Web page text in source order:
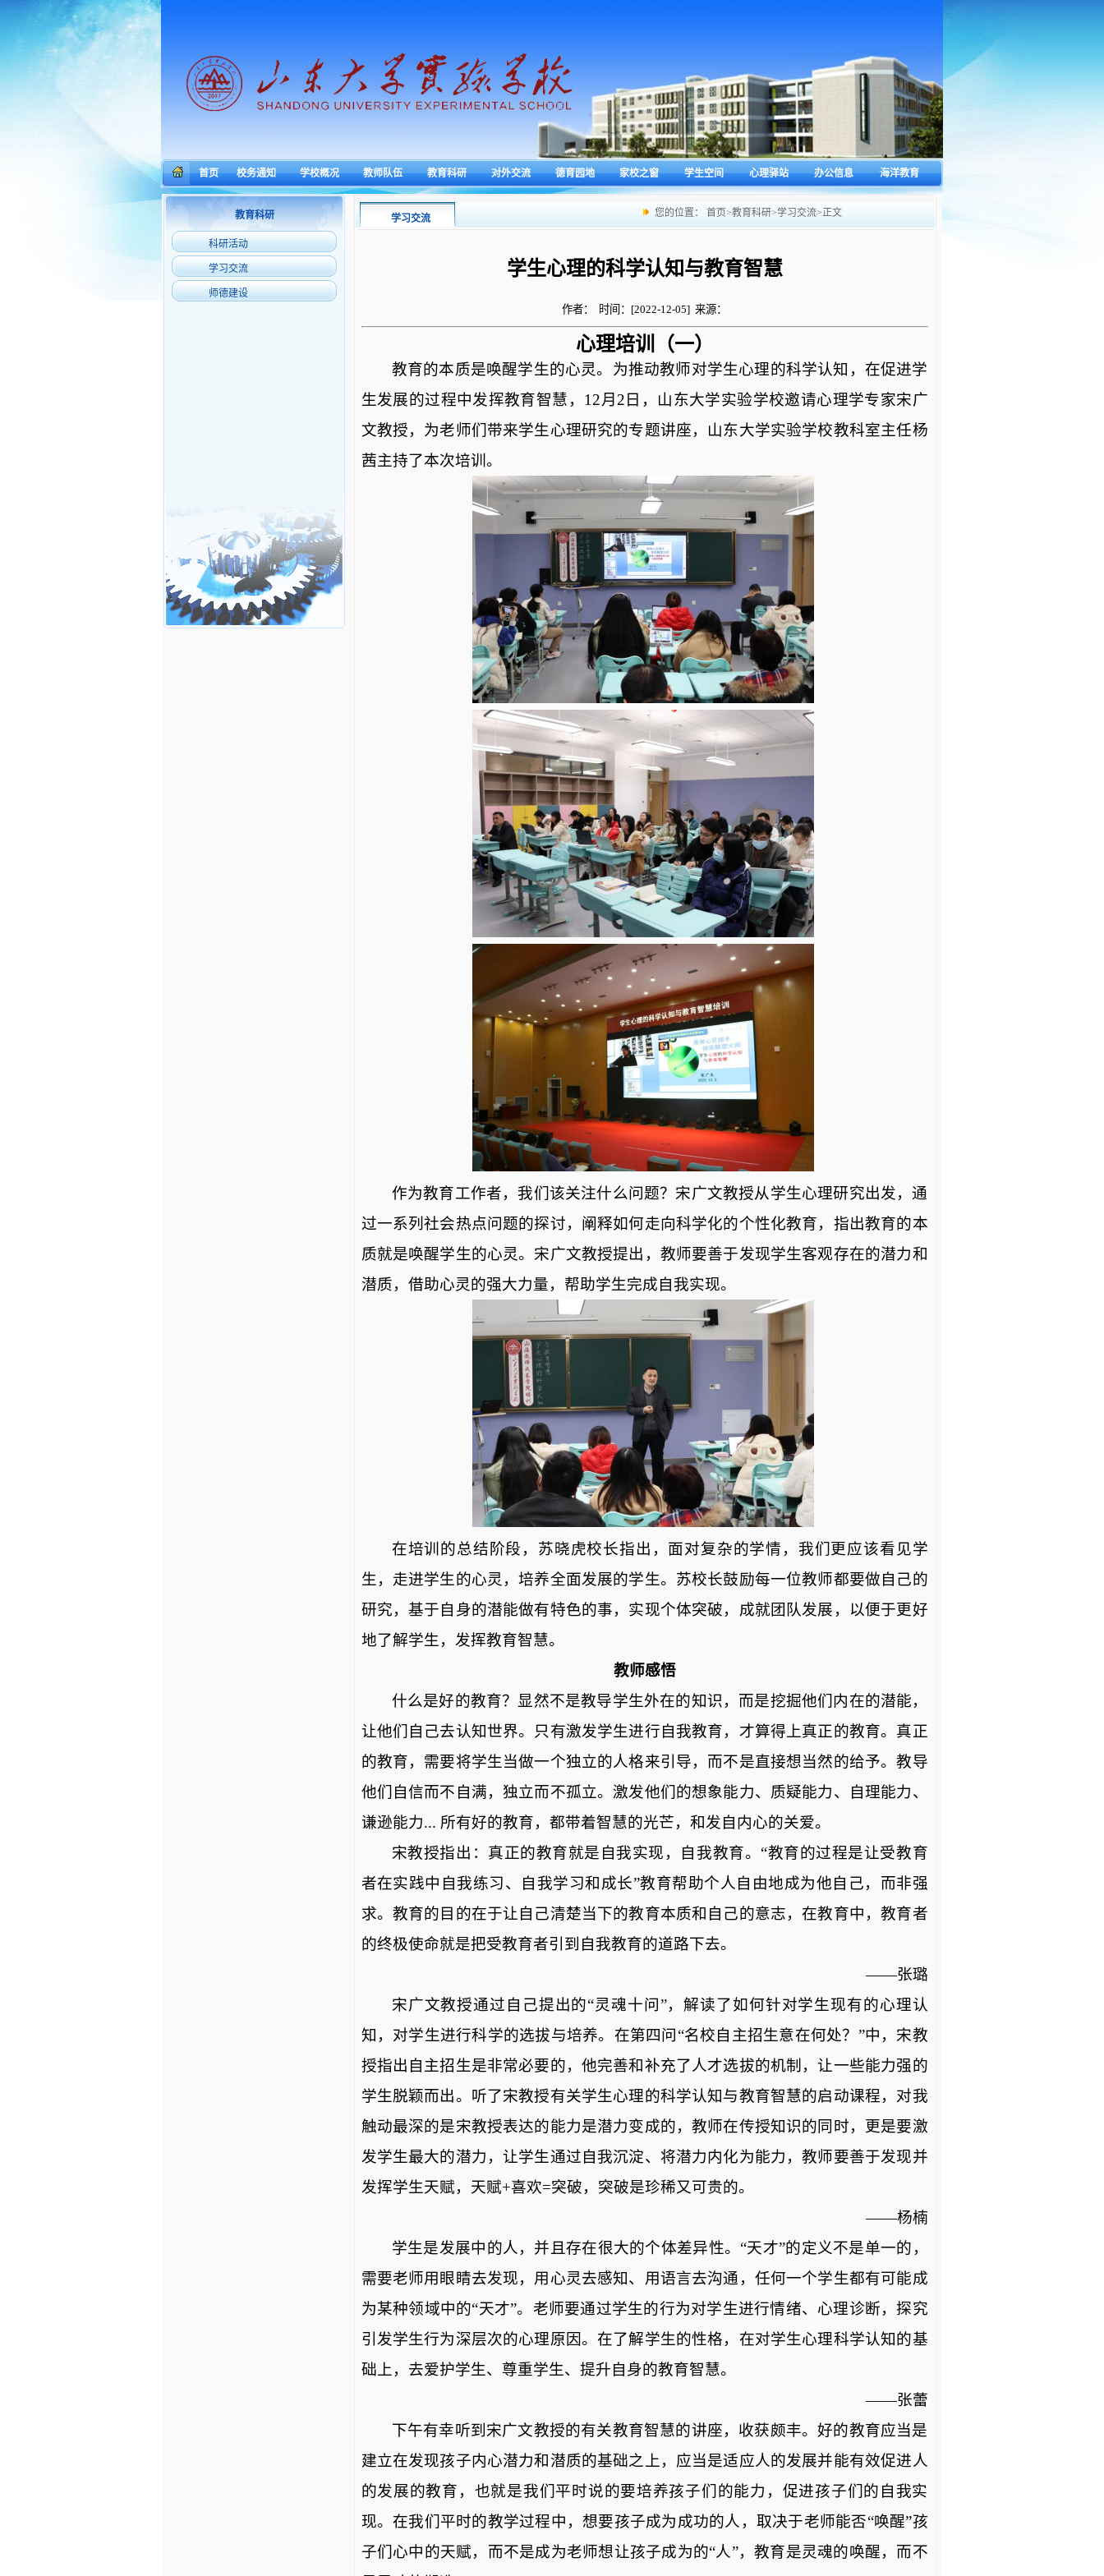
首页 校务通知 学校概况 教师队伍 教育科研 对外交流 德育园地 家校之窗 学生空间 心理驿站 办公信息 海洋教育
教育科研
科研活动
学习交流
师德建设
学习交流 您的位置： 首页>教育科研>学习交流>正文
学生心理的科学认知与教育智慧
作者： 时间：[2022-12-05] 来源：
心理培训（一）
教育的本质是唤醒学生的心灵。为推动教师对学生心理的科学认知，在促进学
生发展的过程中发挥教育智慧， 12月2日，山东大学实验学校邀请心理学专家宋广
文教授，为老师们带来学生心理研究的专题讲座，山东大学实验学校教科室主任杨
茜主持了本次培训。
作为教育工作者，我们该关注什么问题？宋广文教授从学生心理研究出发，通
过一系列社会热点问题的探讨，阐释如何走向科学化的个性化教育，指出教育的本
质就是唤醒学生的心灵。宋广文教授提出，教师要善于发现学生客观存在的潜力和
潜质，借助心灵的强大力量，帮助学生完成自我实现。
在培训的总结阶段，苏晓虎校长指出，面对复杂的学情，我们更应该看见学
生，走进学生的心灵，培养全面发展的学生。苏校长鼓励每一位教师都要做自己的
研究，基于自身的潜能做有特色的事，实现个体突破，成就团队发展，以便于更好
地了解学生，发挥教育智慧。
教师感悟
什么是好的教育？显然不是教导学生外在的知识，而是挖掘他们内在的潜能，
让他们自己去认知世界。只有激发学生进行自我教育，才算得上真正的教育。真正
的教育，需要将学生当做一个独立的人格来引导，而不是直接想当然的给予。教导
他们自信而不自满，独立而不孤立。激发他们的想象能力、质疑能力、自理能力、
谦逊能力... 所有好的教育，都带着智慧的光芒，和发自内心的关爱。
宋教授指出：真正的教育就是自我实现，自我教育。 “教育的过程是让受教育
者在实践中自我练习、自我学习和成长”教育帮助个人自由地成为他自己，而非强
求。教育的目的在于让自己清楚当下的教育本质和自己的意志，在教育中，教育者
的终极使命就是把受教育者引到自我教育的道路下去。
——张璐
宋广文教授通过自己提出的“灵魂十问”，解读了如何针对学生现有的心理认
知，对学生进行科学的选拔与培养。在第四问“名校自主招生意在何处？”中，宋教
授指出自主招生是非常必要的，他完善和补充了人才选拔的机制，让一些能力强的
学生脱颖而出。听了宋教授有关学生心理的科学认知与教育智慧的启动课程，对我
触动最深的是宋教授表达的能力是潜力变成的，教师在传授知识的同时，更是要激
发学生最大的潜力，让学生通过自我沉淀、将潜力内化为能力，教师要善于发现并
发挥学生天赋，天赋+喜欢=突破，突破是珍稀又可贵的。
——杨楠
学生是发展中的人，并且存在很大的个体差异性。 “天才”的定义不是单一的，
需要老师用眼睛去发现，用心灵去感知、用语言去沟通，任何一个学生都有可能成
为某种领域中的“天才”。老师要通过学生的行为对学生进行情绪、心理诊断，探究
引发学生行为深层次的心理原因。在了解学生的性格，在对学生心理科学认知的基
础上，去爱护学生、尊重学生、提升自身的教育智慧。
——张蕾
下午有幸听到宋广文教授的有关教育智慧的讲座，收获颇丰。好的教育应当是
建立在发现孩子内心潜力和潜质的基础之上，应当是适应人的发展并能有效促进人
的发展的教育，也就是我们平时说的要培养孩子们的能力，促进孩子们的自我实
现。在我们平时的教学过程中，想要孩子成为成功的人，取决于老师能否“唤醒”孩
子们心中的天赋，而不是成为老师想让孩子成为的“人”，教育是灵魂的唤醒，而不